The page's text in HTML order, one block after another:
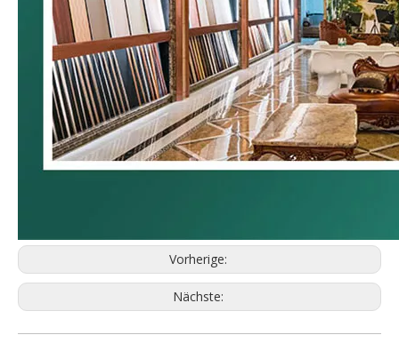
Vorherige:
Nächste: